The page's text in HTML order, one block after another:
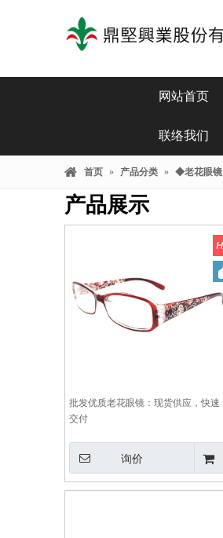
网站首页
联络我们
首页 » 产品分类 » ◆老花眼镜
产品展示
批发优质老花眼镜：现货供应，快速
交付
询价